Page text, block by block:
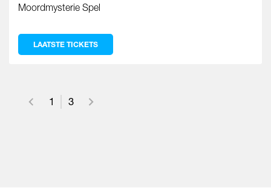
Moordmysterie Spel
LAATSTE TICKETS
1 3